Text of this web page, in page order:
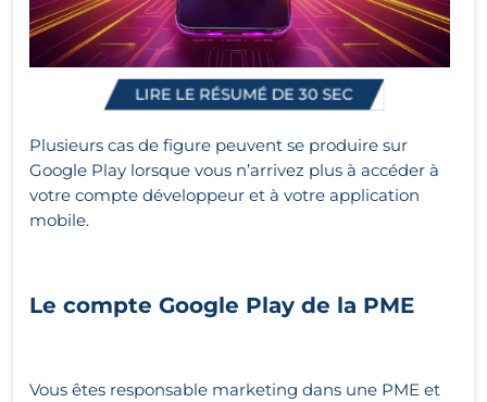
LIRE LE RÉSUMÉ DE 30 SEC
Plusieurs cas de figure peuvent se produire sur
Google Play lorsque vous n’arrivez plus à accéder à
votre compte développeur et à votre application
mobile.
Le compte Google Play de la PME
Vous êtes responsable marketing dans une PME et